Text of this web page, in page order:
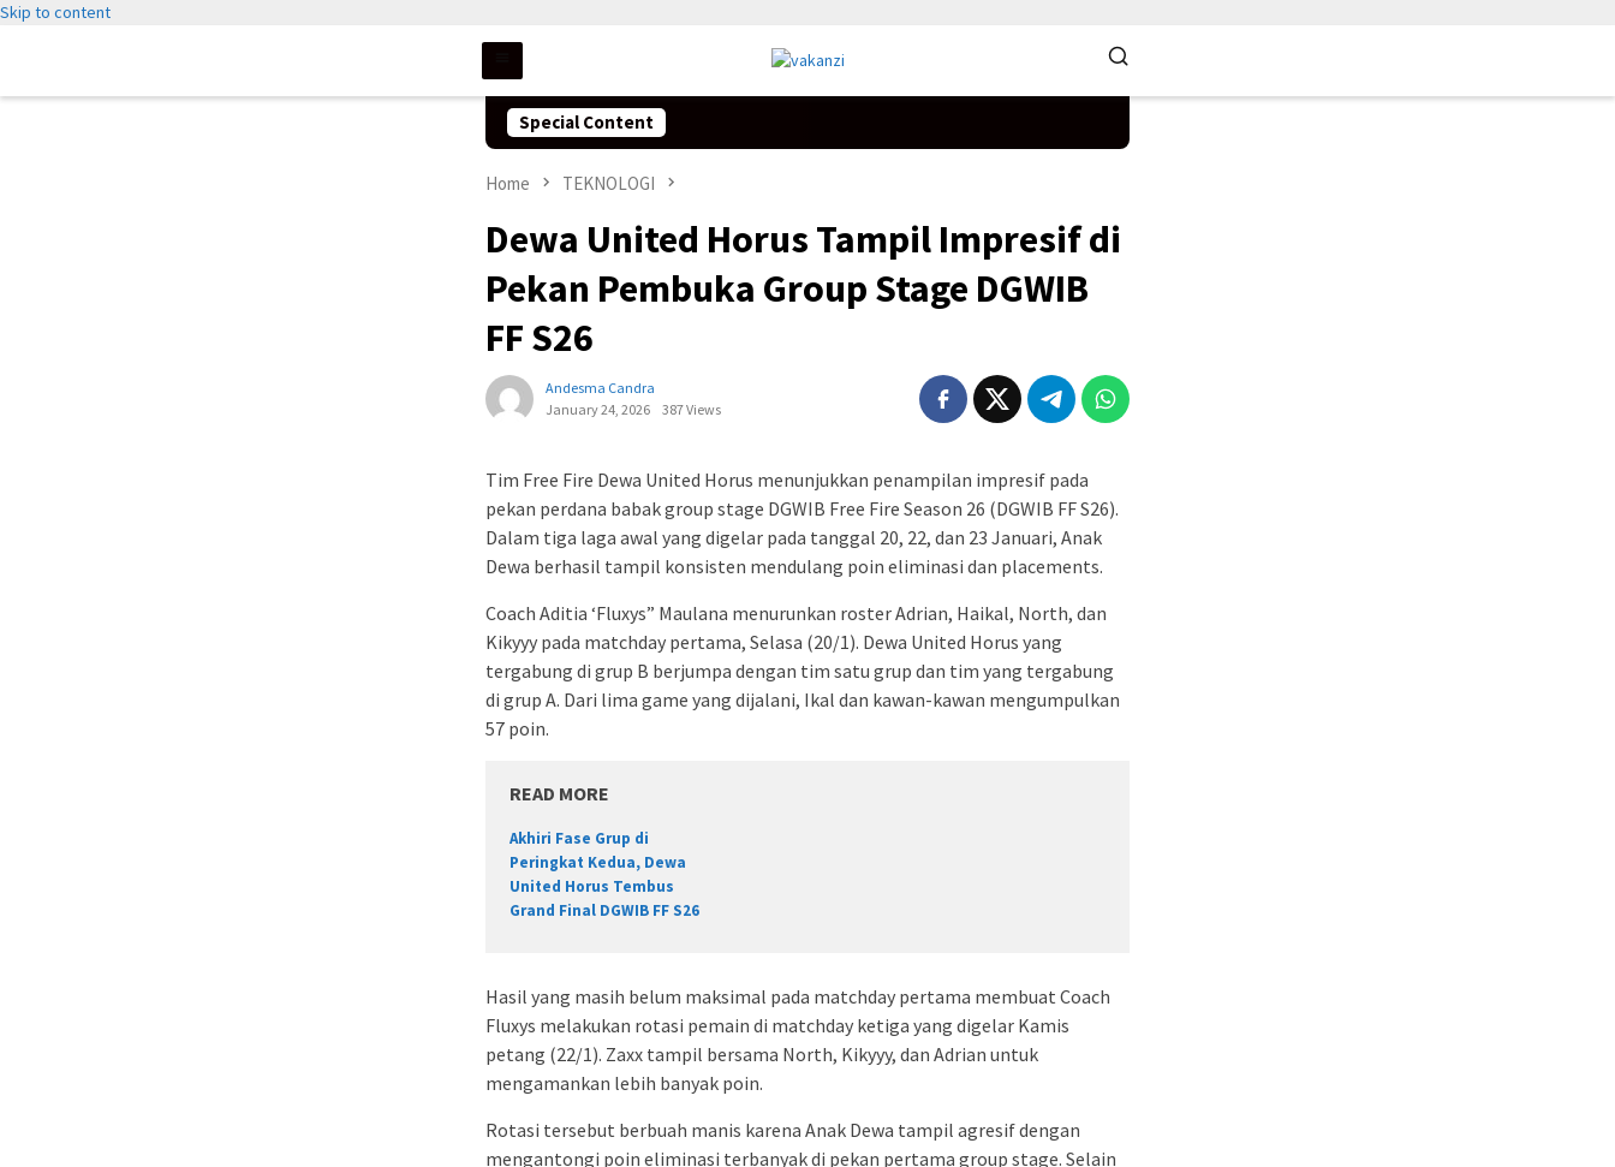
Skip to content
Special Content
Home TEKNOLOGI
Dewa United Horus Tampil Impresif di
Pekan Pembuka Group Stage DGWIB
FF S26
Andesma Candra
January 24, 2026
387 Views
Tim Free Fire Dewa United Horus menunjukkan penampilan impresif pada
pekan perdana babak group stage DGWIB Free Fire Season 26 (DGWIB FF S26).
Dalam tiga laga awal yang digelar pada tanggal 20, 22, dan 23 Januari, Anak
Dewa berhasil tampil konsisten mendulang poin eliminasi dan placements.
Coach Aditia ‘Fluxys” Maulana menurunkan roster Adrian, Haikal, North, dan
Kikyyy pada matchday pertama, Selasa (20/1). Dewa United Horus yang
tergabung di grup B berjumpa dengan tim satu grup dan tim yang tergabung
di grup A. Dari lima game yang dijalani, Ikal dan kawan-kawan mengumpulkan
57 poin.
READ MORE
Akhiri Fase Grup di
Peringkat Kedua, Dewa
United Horus Tembus
Grand Final DGWIB FF S26
Hasil yang masih belum maksimal pada matchday pertama membuat Coach
Fluxys melakukan rotasi pemain di matchday ketiga yang digelar Kamis
petang (22/1). Zaxx tampil bersama North, Kikyyy, dan Adrian untuk
mengamankan lebih banyak poin.
Rotasi tersebut berbuah manis karena Anak Dewa tampil agresif dengan
mengantongi poin eliminasi terbanyak di pekan pertama group stage. Selain